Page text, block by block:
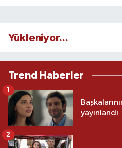
Yükleniyor...
Trend Haberler
yayınlandı
1
2